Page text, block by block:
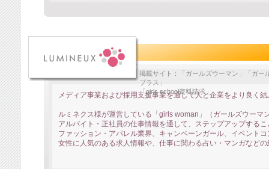
掲載サイト：「ガールズウーマン」「ガー
プラス」
「girls school資料請求」
メディア事業および採用支援事業を通して人と企業をより良く
ルミネクス様が運営している「girls woman」（ガールズウーマ
アルバイト・正社員の仕事情報を通して、ステップアップする
ファッション・アパレル業界、キャンペーンガール、イベント
女性に人気のある求人情報や、仕事に関わる占い・マンガなど